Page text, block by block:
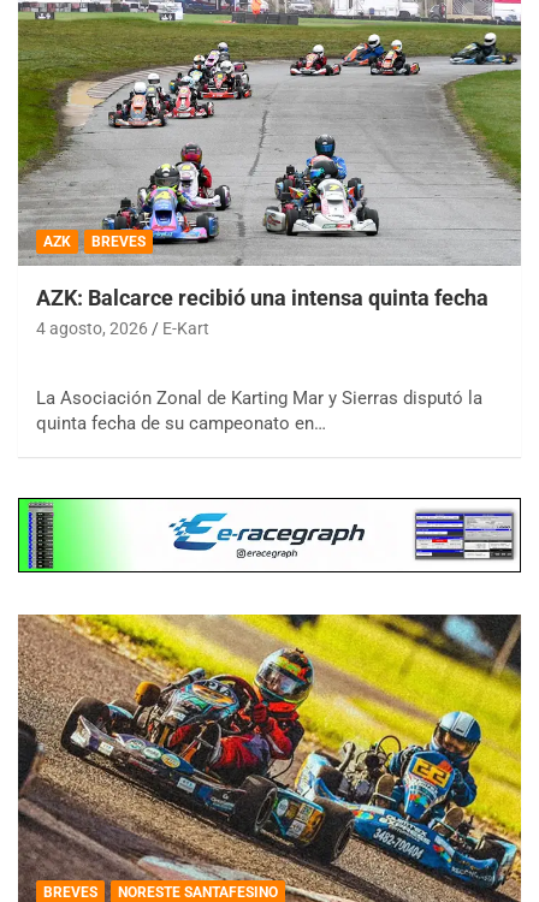
AZK BREVES
AZK: Balcarce recibió una intensa quinta fecha
4 agosto, 2026 E-Kart
La Asociación Zonal de Karting Mar y Sierras disputó la
quinta fecha de su campeonato en…
BREVES NORESTE SANTAFESINO